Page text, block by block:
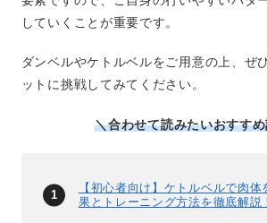
していくことが重要です。
ダンベルやケトルベルをご用意の上、ぜ
ットに挑戦してみてください。
＼合わせて読みたいおすす
【初心者向け】ケトルベルで肉体
果とトレーニング方法を徹底解説